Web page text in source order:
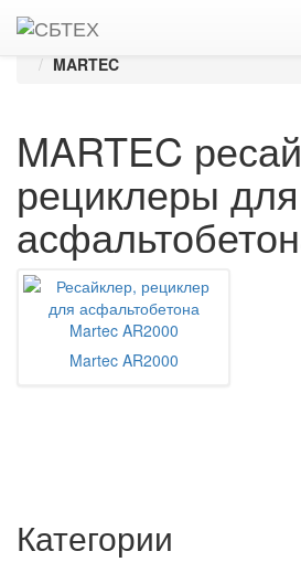
Главная
Ресайклеры, рециклеры для
MARTEC
MARTEC
рециклеры для
Martec AR2000
Категории